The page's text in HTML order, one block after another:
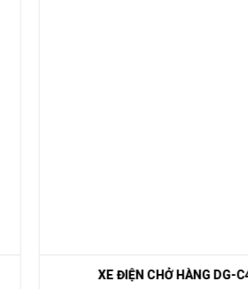
XE ĐIỆN CHỞ HÀNG DG-C4